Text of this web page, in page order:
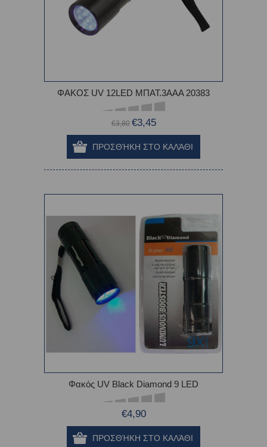
ΦΑΚΟΣ UV 12LED ΜΠΑΤ.3ΑΑΑ 20383
€3,80 €3,45
Φακός UV Black Diamond 9 LED
€4,90